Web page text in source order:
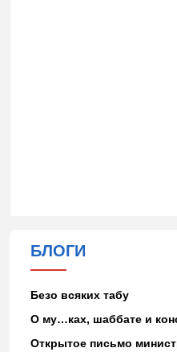
БЛОГИ
Безо всяких табу
О му…ках, шаббате и
Открытое письмо